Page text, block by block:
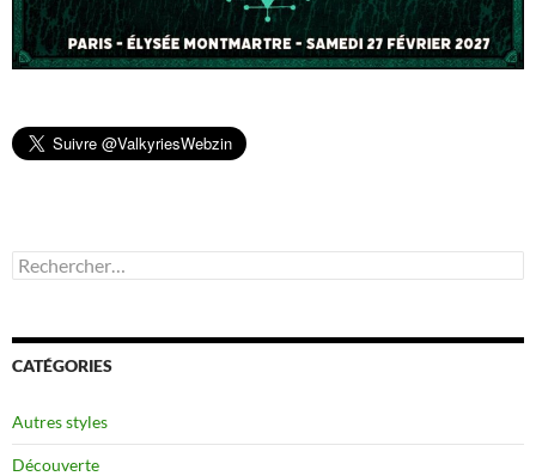
Rechercher :
CATÉGORIES
Autres styles
Découverte